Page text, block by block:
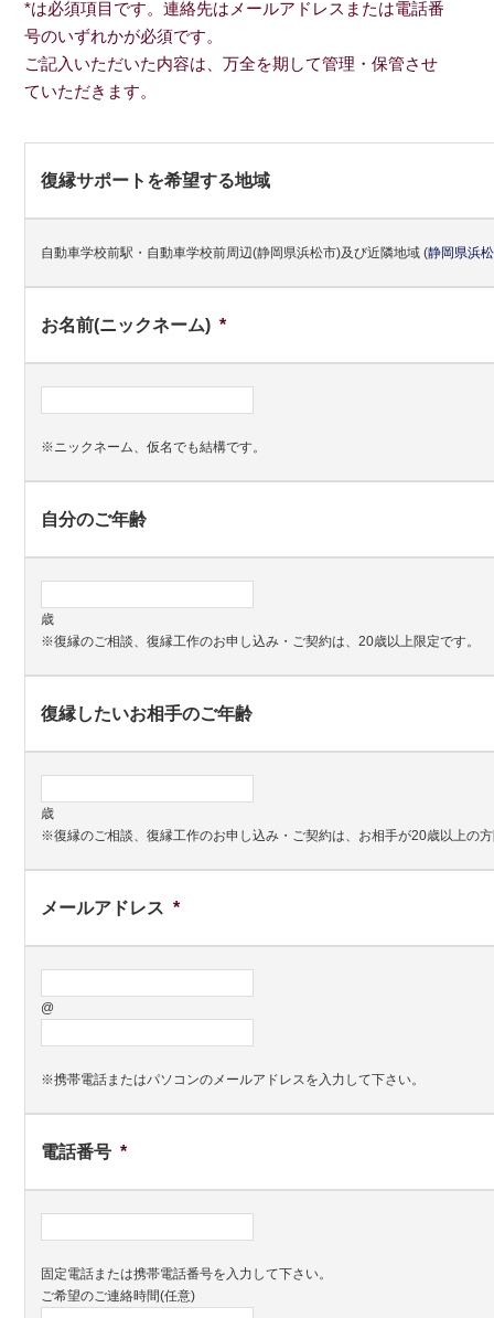
*は必須項目です。連絡先はメールアドレスまたは電話番
号のいずれかが必須です。
ご記入いただいた内容は、万全を期して管理・保管させ
ていただきます。
復縁サポートを希望する地域
自動車学校前駅・自動車学校前周辺(静岡県浜松市)及び近隣地域(静岡県浜
お名前(ニックネーム) *
※ニックネーム、仮名でも結構です。
自分のご年齢
歳
※復縁のご相談、復縁工作のお申し込み・ご契約は、20歳以上限定です。
復縁したいお相手のご年齢
歳
※復縁のご相談、復縁工作のお申し込み・ご契約は、お相手が20歳以上の
メールアドレス *
@
※携帯電話またはパソコンのメールアドレスを入力して下さい。
電話番号 *
固定電話または携帯電話番号を入力して下さい。
ご希望のご連絡時間(任意)